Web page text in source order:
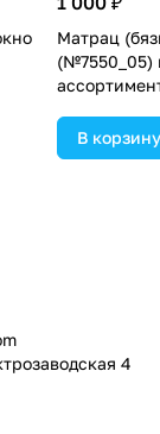
Матрац
(№7550_05)
В корзину
4